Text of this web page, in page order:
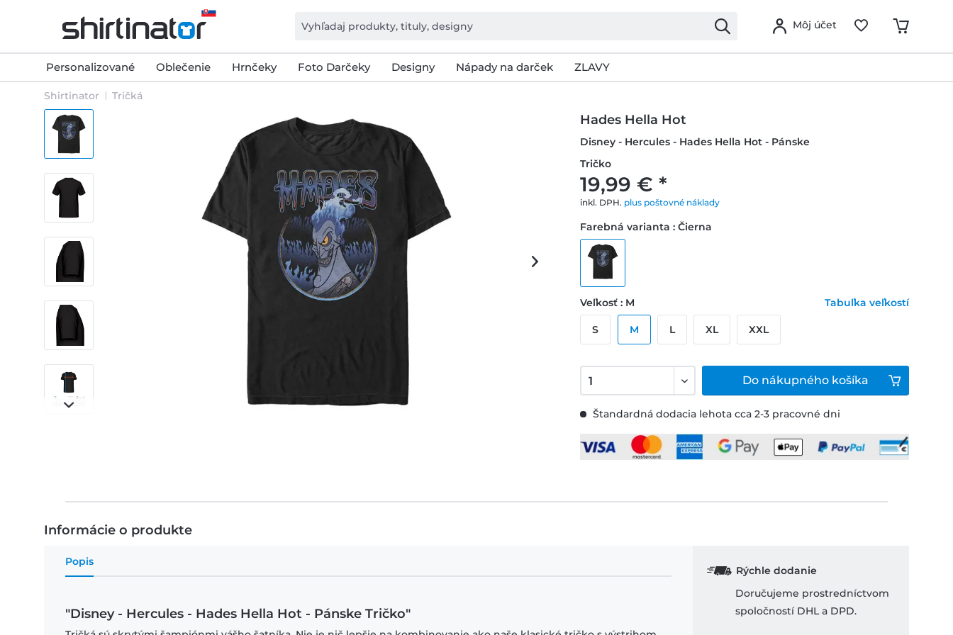
Môj účet
Personalizované Oblečenie Hrnčeky Foto Darčeky Designy Nápady na darček ZLAVY
Shirtinator Tričká
Hades Hella Hot
Disney - Hercules - Hades Hella Hot - Pánske
Tričko
19,99 € *
inkl. DPH. plus poštovné náklady
Štandardná dodacia lehota cca 2-3 pracovné dni
Farebná varianta : Čierna
Veľkosť : M Tabuľka veľkostí
S M L XL XXL
Do nákupného košíka
Informácie o produkte
Popis
"Disney - Hercules - Hades Hella Hot - Pánske Tričko"
Rýchle dodanie
Doručujeme prostredníctvom
spoločností DHL a DPD.